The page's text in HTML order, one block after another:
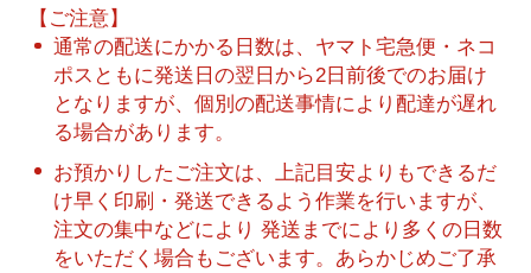
【ご注意】
通常の配送にかかる日数は、ヤマト宅急便・ネコ
ポスともに発送日の翌日から2日前後でのお届け
となりますが、個別の配送事情により配達が遅れ
る場合があります。
お預かりしたご注文は、上記目安よりもできるだ
け早く印刷・発送できるよう作業を行いますが、
注文の集中などにより 発送までにより多くの日数
をいただく場合もございます。あらかじめご了承